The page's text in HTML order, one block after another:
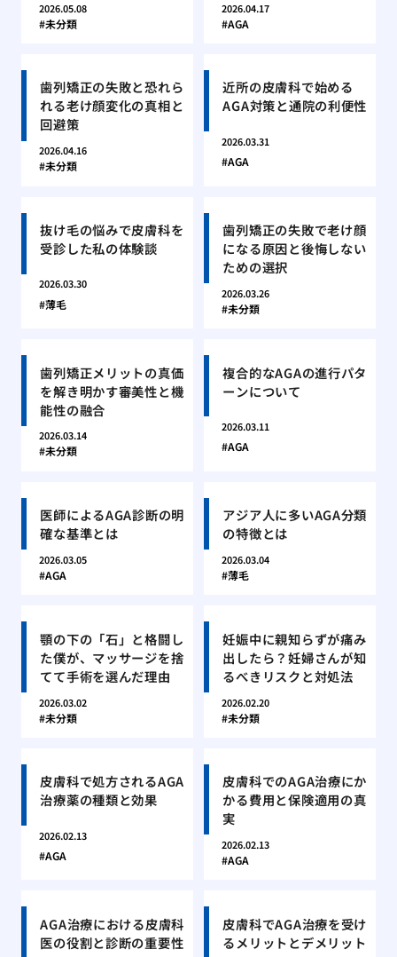
2026.05.08
未分類
2026.04.17
AGA
歯列矯正の失敗と恐れら
れる老け顔変化の真相と
回避策
2026.04.16
未分類
近所の皮膚科で始める
AGA対策と通院の利便性
2026.03.31
AGA
抜け毛の悩みで皮膚科を
受診した私の体験談
2026.03.30
薄毛
歯列矯正の失敗で老け顔
になる原因と後悔しない
ための選択
2026.03.26
未分類
歯列矯正メリットの真価
を解き明かす審美性と機
能性の融合
2026.03.14
未分類
複合的なAGAの進行パタ
ーンについて
2026.03.11
AGA
医師によるAGA診断の明
確な基準とは
2026.03.05
AGA
アジア人に多いAGA分類
の特徴とは
2026.03.04
薄毛
顎の下の「石」と格闘し
た僕が、マッサージを捨
てて手術を選んだ理由
2026.03.02
未分類
妊娠中に親知らずが痛み
出したら？妊婦さんが知
るべきリスクと対処法
2026.02.20
未分類
皮膚科で処方されるAGA
治療薬の種類と効果
2026.02.13
AGA
皮膚科でのAGA治療にか
かる費用と保険適用の真
実
2026.02.13
AGA
AGA治療における皮膚科
医の役割と診断の重要性
皮膚科でAGA治療を受け
るメリットとデメリット